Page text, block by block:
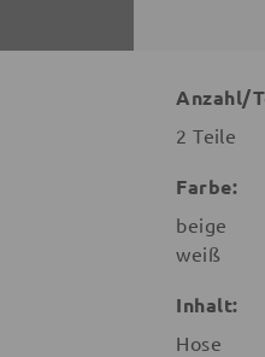
Anzahl/
2 Teile
Farbe:
beige
weiß
Inhalt:
Hose